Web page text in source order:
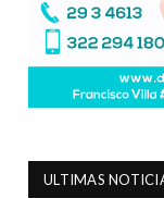
ULTIMAS